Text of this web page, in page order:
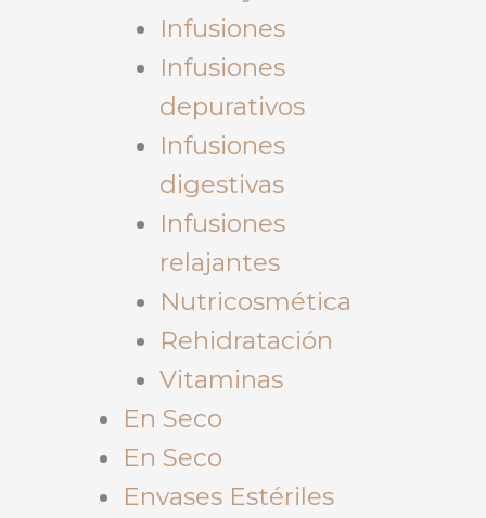
Infusiones
Infusiones
depurativos
Infusiones
digestivas
Infusiones
relajantes
Nutricosmética
Rehidratación
Vitaminas
En Seco
En Seco
Envases Estériles